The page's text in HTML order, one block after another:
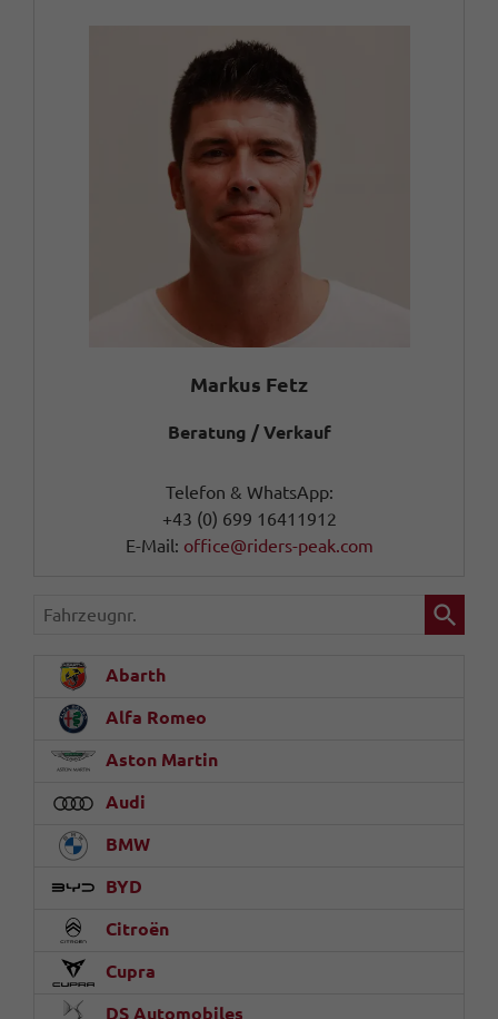
Markus Fetz
Beratung / Verkauf
Telefon & WhatsApp:
+43 (0) 699 16411912
E-Mail: office@riders-peak.com
Fahrzeugnr.
Abarth
Alfa Romeo
Aston Martin
Audi
BMW
BYD
Citroën
Cupra
DS Automobiles